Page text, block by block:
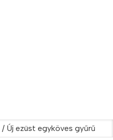
/ Új ezüst egyköves gyűrű